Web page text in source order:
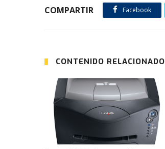
COMPARTIR Facebook
CONTENIDO RELACIONADO